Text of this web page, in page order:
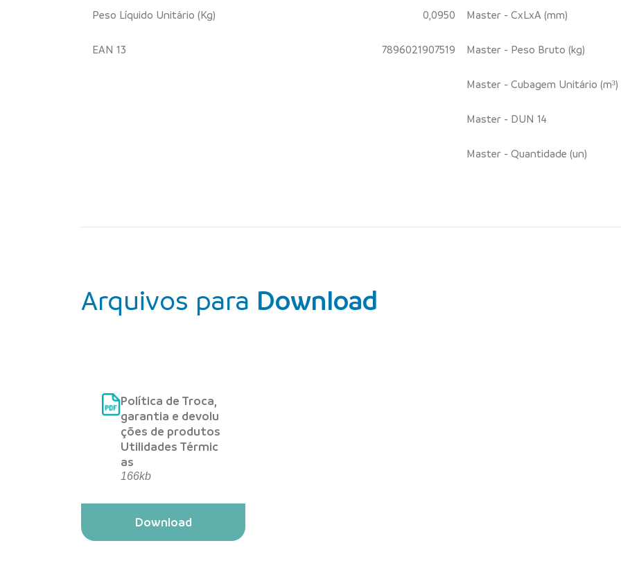
Peso Líquido Unitário (Kg) 0,0950
EAN 13 7896021907519
Master - CxLxA (mm)
Master - Peso Bruto (kg)
Master - Cubagem Unitário (m³)
Master - DUN 14
Master - Quantidade (un)
Arquivos para Download
Política de Troca,
garantia e devolu
ções de produtos
Utilidades Térmic
as
166kb
Download